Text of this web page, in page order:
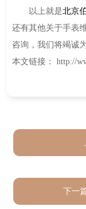
以上就是北京
还有其他关于手表
咨询，我们将竭诚
本文链接： http://
下一